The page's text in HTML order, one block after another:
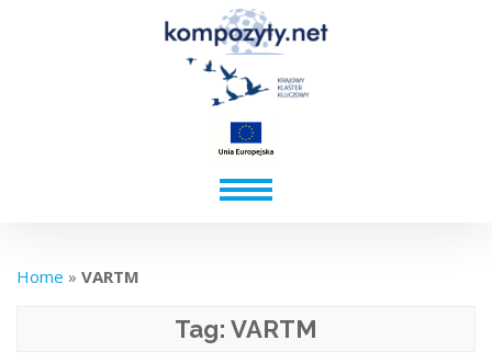
Home » VARTM
Tag: VARTM